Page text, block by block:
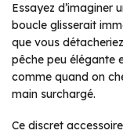
Essayez d’imaginer
boucle glisserait
que vous
pêche peu élégante
comme quand on
main surchargé.
Ce discret